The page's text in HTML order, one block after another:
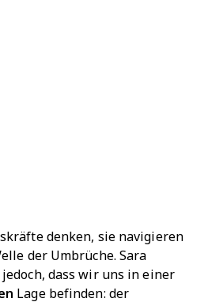
denken, sie navigieren
der Umbrüche. Sara
dass wir uns in einer
Lage befinden: der